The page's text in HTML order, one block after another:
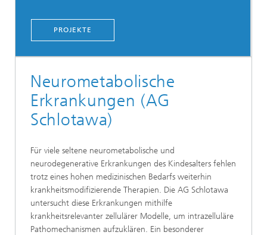
PROJEKTE
Neurometabolische
Erkrankungen (AG
Schlotawa)
Für viele seltene neurometabolische und
neurodegenerative Erkrankungen des Kindesalters fehlen
trotz eines hohen medizinischen Bedarfs weiterhin
krankheitsmodifizierende Therapien. Die AG Schlotawa
untersucht diese Erkrankungen mithilfe
krankheitsrelevanter zellulärer Modelle, um intrazelluläre
Pathomechanismen aufzuklären. Ein besonderer